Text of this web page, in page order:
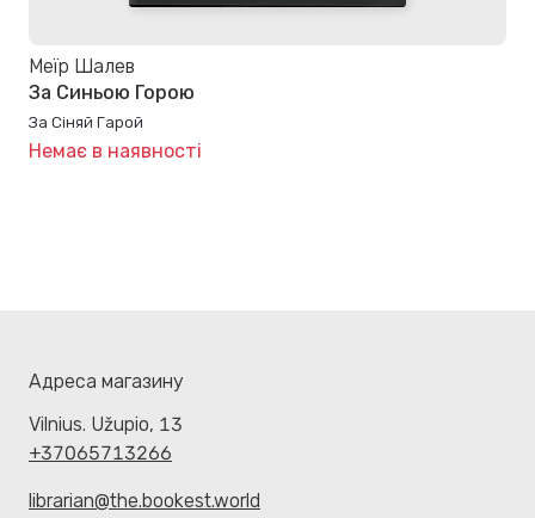
Меїр Шалев
За Синьою Горою
За Сіняй Гарой
Немає в наявності
Адреса магазину
Vilnius. Užupio, 13
+37065713266
librarian@the.bookest.world